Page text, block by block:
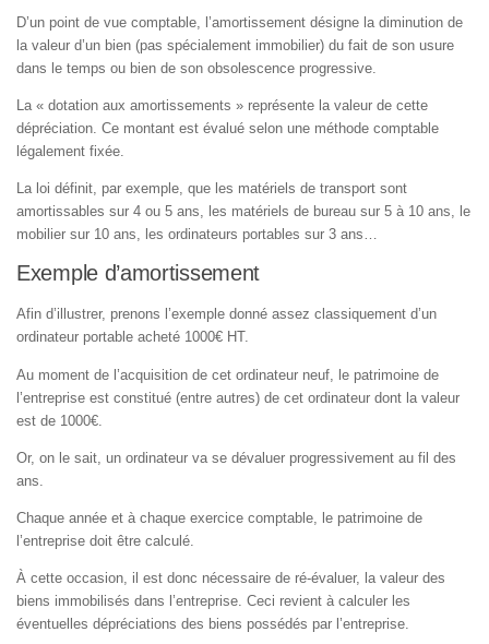
D’un point de vue comptable, l’amortissement désigne la diminution de
la valeur d’un bien (pas spécialement immobilier) du fait de son usure
dans le temps ou bien de son obsolescence progressive.
La « dotation aux amortissements » représente la valeur de cette
dépréciation. Ce montant est évalué selon une méthode comptable
légalement fixée.
La loi définit, par exemple, que les matériels de transport sont
amortissables sur 4 ou 5 ans, les matériels de bureau sur 5 à 10 ans, le
mobilier sur 10 ans, les ordinateurs portables sur 3 ans…
Exemple d’amortissement
Afin d’illustrer, prenons l’exemple donné assez classiquement d’un
ordinateur portable acheté 1000€ HT.
Au moment de l’acquisition de cet ordinateur neuf, le patrimoine de
l’entreprise est constitué (entre autres) de cet ordinateur dont la valeur
est de 1000€.
Or, on le sait, un ordinateur va se dévaluer progressivement au fil des
ans.
Chaque année et à chaque exercice comptable, le patrimoine de
l’entreprise doit être calculé.
À cette occasion, il est donc nécessaire de ré-évaluer, la valeur des
biens immobilisés dans l’entreprise. Ceci revient à calculer les
éventuelles dépréciations des biens possédés par l’entreprise.